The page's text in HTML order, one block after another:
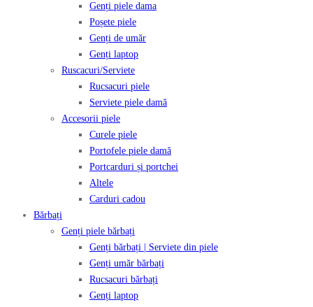
Genți piele dama
Poșete piele
Genți de umăr
Genți laptop
Ruscacuri/Serviete
Rucsacuri piele
Serviete piele damă
Accesorii piele
Curele piele
Portofele piele damă
Portcarduri și portchei
Altele
Carduri cadou
Bărbați
Genți piele bărbați
Genți bărbați | Serviete din piele
Genți umăr bărbați
Rucsacuri bărbați
Genți laptop